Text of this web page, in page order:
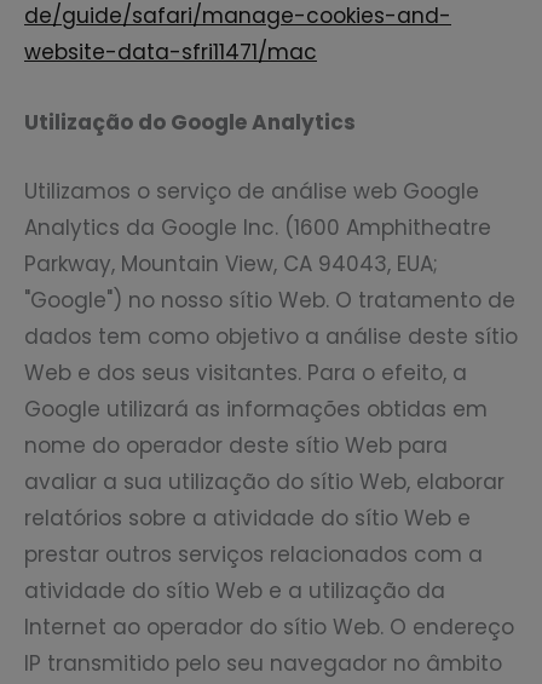
de/guide/safari/manage-cookies-and-
website-data-sfri11471/mac
Utilização do Google Analytics
Utilizamos o serviço de análise web Google
Analytics da Google Inc. (1600 Amphitheatre
Parkway, Mountain View, CA 94043, EUA;
"Google") no nosso sítio Web. O tratamento de
dados tem como objetivo a análise deste sítio
Web e dos seus visitantes. Para o efeito, a
Google utilizará as informações obtidas em
nome do operador deste sítio Web para
avaliar a sua utilização do sítio Web, elaborar
relatórios sobre a atividade do sítio Web e
prestar outros serviços relacionados com a
atividade do sítio Web e a utilização da
Internet ao operador do sítio Web. O endereço
IP transmitido pelo seu navegador no âmbito